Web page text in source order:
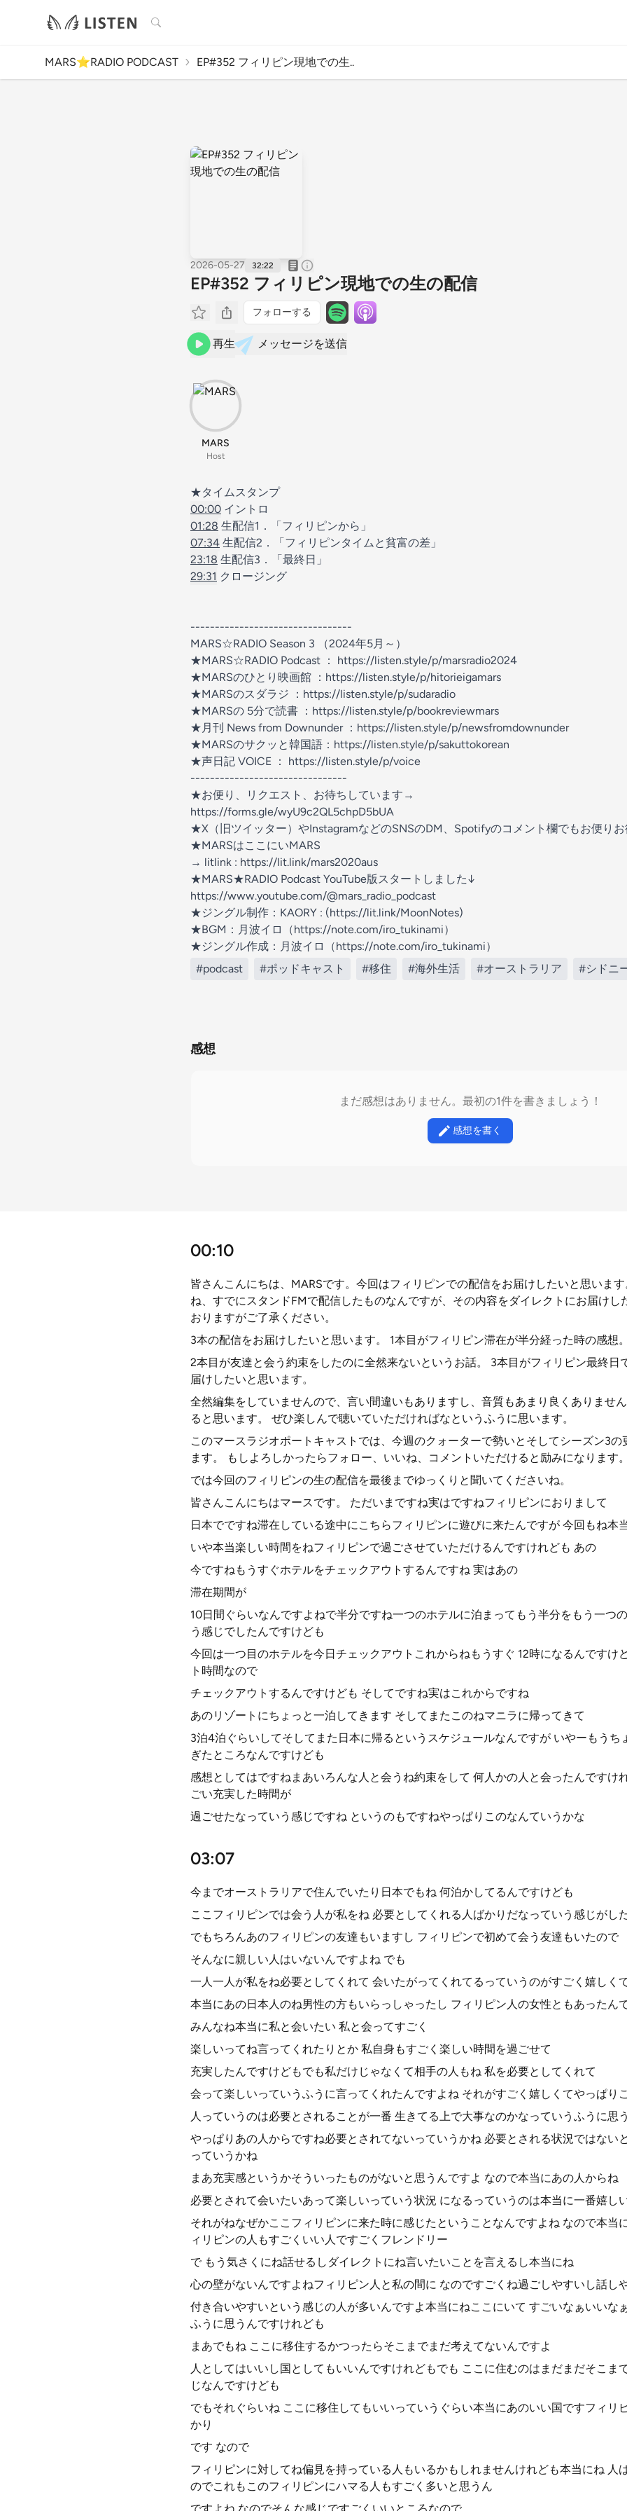
検索
MARS⭐︎RADIO PODCAST EP#352 フィリピン現地での生..
2026-05-27 32:22
EP#352 フィリピン現地での生の配信
フォローする
再生 メッセージを送信
MARS
Host
★タイムスタンプ
00:00 イントロ
01:28 生配信1．「フィリピンから」
07:34 生配信2．「フィリピンタイムと貧富の差」
23:18 生配信3．「最終日」
29:31 クロージング
---------------------------------
MARS☆RADIO Season 3 （2024年5月～）
★MARS☆RADIO Podcast ： https://listen.style/p/marsradio2024
★MARSのひとり映画館 ：https://listen.style/p/hitorieigamars
★MARSのスダラジ ：https://listen.style/p/sudaradio
★MARSの 5分で読書 ：https://listen.style/p/bookreviewmars
★月刊 News from Downunder ：https://listen.style/p/newsfromdownunder
★MARSのサクッと韓国語：https://listen.style/p/sakuttokorean
★声日記 VOICE ： https://listen.style/p/voice
--------------------------------
★お便り、リクエスト、お待ちしています→
https://forms.gle/wyU9c2QL5chpD5bUA
★X（旧ツイッター）やInstagramなどのSNSのDM、Spotifyのコメント欄でもお便り
★MARSはここにいMARS
→ litlink : https://lit.link/mars2020aus
★MARS★RADIO Podcast YouTube版スタートしました↓
https://www.youtube.com/@mars_radio_podcast
★ジングル制作：KAORY : (https://lit.link/MoonNotes)
★BGM：月波イロ（https://note.com/iro_tukinami）
★ジングル作成：月波イロ（https://note.com/iro_tukinami）
#podcast
#ポッドキャスト #移住 #海外生活 #オーストラリア #シドニ
感想
まだ感想はありません。最初の1件を書きましょう！
感想を書く
00:10
皆さんこんにちは、MARSです。今回はフィリピンでの配信をお届けしたいと思いま
ね、すでにスタンドFMで配信したものなんですが、その内容をダイレクトにお届けし
おりますがご了承ください。
3本の配信をお届けしたいと思います。 1本目がフィリピン滞在が半分経った時の感想
2本目が友達と会う約束をしたのに全然来ないというお話。 3本目がフィリピン最終日
届けしたいと思います。
全然編集をしていませんので、言い間違いもありますし、音質もあまり良くありませ
ると思います。 ぜひ楽しんで聴いていただければなというふうに思います。
このマースラジオポートキャストでは、今週のクォーターで勢いとそしてシーズン3
ます。 もしよろしかったらフォロー、いいね、コメントいただけると励みになります
では今回のフィリピンの生の配信を最後までゆっくりと聞いてくださいね。
皆さんこんにちはマースです。 ただいまですね実はですねフィリピンにおりまして
日本でですね滞在している途中にこちらフィリピンに遊びに来たんですが 今回もね本
いや本当楽しい時間をねフィリピンで過ごさせていただけるんですけれども あの
今ですねもうすぐホテルをチェックアウトするんですね 実はあの
滞在期間が
10日間ぐらいなんですよねで半分ですね一つのホテルに泊まってもう半分をもう一つ
う感じでしたんですけども
今回は一つ目のホテルを今日チェックアウトこれからねもうすぐ 12時になるんですけ
ト時間なので
チェックアウトするんですけども そしてですね実はこれからですね
あのリゾートにちょっと一泊してきます そしてまたこのねマニラに帰ってきて
3泊4泊ぐらいしてそしてまた日本に帰るというスケジュールなんですが いやーもうち
ぎたところなんですけども
感想としてはですねまあいろんな人と会うね約束をして 何人かの人と会ったんですけ
ごい充実した時間が
過ごせたなっていう感じですね というのもですねやっぱりこのなんていうかな
03:07
今までオーストラリアで住んでいたり日本でもね 何泊かしてるんですけども
ここフィリピンでは会う人が私をね 必要としてくれる人ばかりだなっていう感じがし
でもちろんあのフィリピンの友達もいますし フィリピンで初めて会う友達もいたので
そんなに親しい人はいないんですよね でも
一人一人が私をね必要としてくれて 会いたがってくれてるっていうのがすごく嬉しく
本当にあの日本人のね男性の方もいらっしゃったし フィリピン人の女性ともあったん
みんなね本当に私と会いたい 私と会ってすごく
楽しいってね言ってくれたりとか 私自身もすごく楽しい時間を過ごせて
充実したんですけどもでも私だけじゃなくて相手の人もね 私を必要としてくれて
会って楽しいっていうふうに言ってくれたんですよね それがすごく嬉しくてやっぱり
人っていうのは必要とされることが一番 生きてる上で大事なのかなっていうふうに思
やっぱりあの人からですね必要とされてないっていうかね 必要とされる状況ではない
っていうかね
まあ充実感というかそういったものがないと思うんですよ なので本当にあの人からね
必要とされて会いたいあって楽しいっていう状況 になるっていうのは本当に一番嬉し
それがねなぜかここフィリピンに来た時に感じたということなんですよね なので本当
ィリピンの人もすごくいい人ですごくフレンドリー
で もう気さくにね話せるしダイレクトにね言いたいことを言えるし本当にね
心の壁がないんですよねフィリピン人と私の間に なのですごくね過ごしやすいし話し
付き合いやすいという感じの人が多いんですよ本当にねここにいて すごいなぁいいな
ふうに思うんですけれども
まあでもね ここに移住するかつったらそこまでまだ考えてないんですよ
人としてはいいし国としてもいいんですけれどもでも ここに住むのはまだまだそこま
じなんですけども
でもそれぐらいね ここに移住してもいいっていうぐらい本当にあのいい国ですフィリ
かり
です なので
フィリピンに対してね偏見を持っている人もいるかもしれませんけれども本当にね 人
のでこれもこのフィリピンにハマる人もすごく多いと思うん